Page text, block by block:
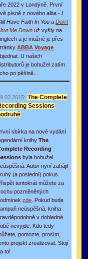
2022 v Londýně. První
písně z nového alba - I
Have Faith In You a Don't
Me Down už vyšly na
a je možné je přes
ABBA Voyage
U našich
je bohužel zatím
po pěšině...
The Complete
Sessions
sbírka na nové vydání
knihy The
Recording
byla bohužel
Autor nyní zahájil
(a poslední) pokus.
tentokrát můžete za
pozměněných
zde . Pokud bude
neúspěšná, kniha
v dohledné
nevyjde. Kdo tedy
pomozte, prosím,
projekt zrealizovat. Stojí
to!